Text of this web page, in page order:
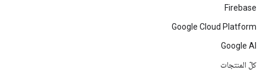
Firebase
Google Cloud Platform
Google AI
كلّ المنتجات